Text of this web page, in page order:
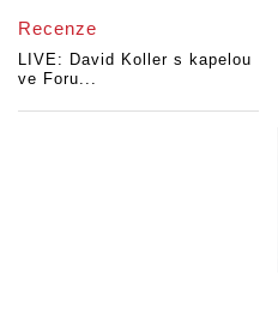
Recenze
LIVE: David Koller s kapelou
ve Foru...